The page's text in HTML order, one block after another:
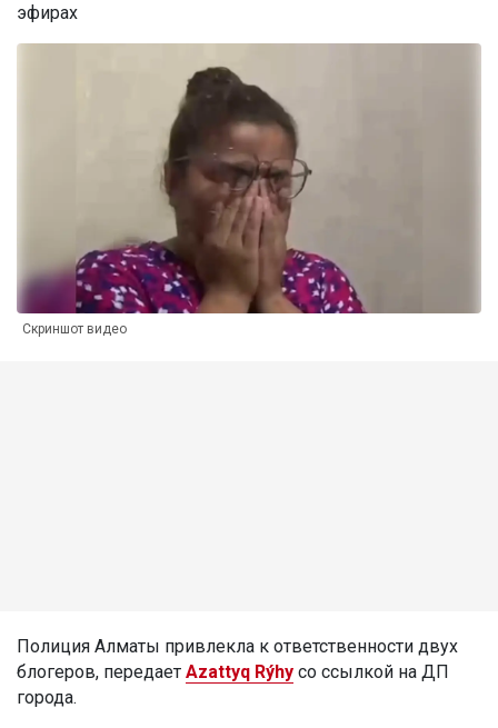
эфирах
Скриншот видео
Полиция Алматы привлекла к ответственности двух
блогеров, передает Azattyq Rýhy со ссылкой на ДП
города.